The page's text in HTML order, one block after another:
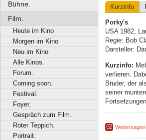
Bühne.
Film.
Heute im Kino
Morgen im Kino
Neu im Kino
Alle Kinos.
Forum.
Coming soon.
Festival.
Foyer.
Gespräch zum Film.
Roter Teppich.
Portrait.
Kurzinfo
Porky's
USA 1982,
Regie: Bob
Darsteller:
Kurzinfo:
verlieren.
Bruder, der
seiner
Weitersagen